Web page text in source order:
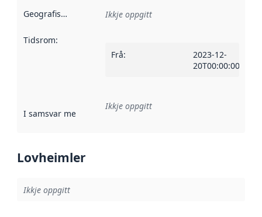
Geografisk område Ikkje oppgitt
Tidsrom:
Frå:
2023-12-
20T00:00:00Z
I samsvar med Referanse til ei implementeringsregel eller
Ikkje oppgitt
Lovheimler
Ikkje oppgitt